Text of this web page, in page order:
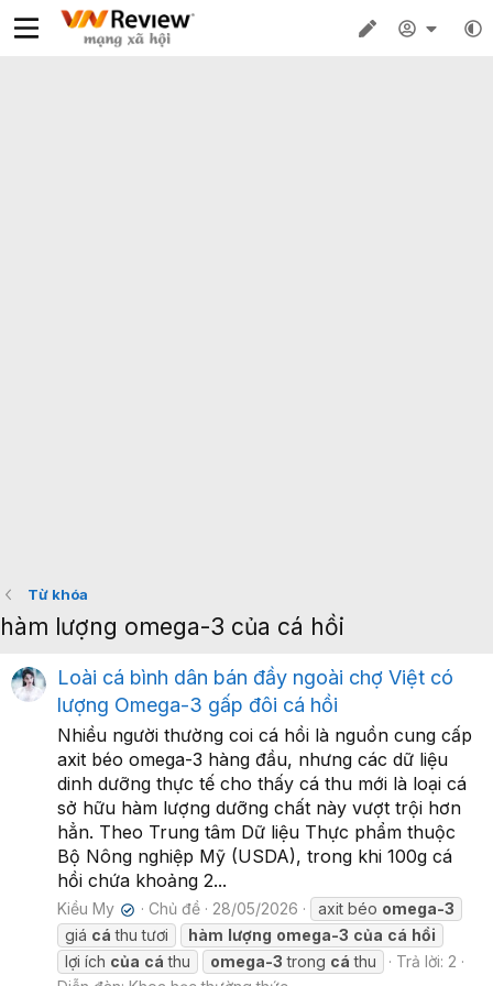
Từ khóa
hàm lượng omega-3 của cá hồi
Loài cá bình dân bán đầy ngoài chợ Việt có
lượng Omega-3 gấp đôi cá hồi
Nhiều người thường coi cá hồi là nguồn cung cấp
axit béo omega-3 hàng đầu, nhưng các dữ liệu
dinh dưỡng thực tế cho thấy cá thu mới là loại cá
sở hữu hàm lượng dưỡng chất này vượt trội hơn
hẳn. Theo Trung tâm Dữ liệu Thực phẩm thuộc
Bộ Nông nghiệp Mỹ (USDA), trong khi 100g cá
hồi chứa khoảng 2...
Kiều My ✔ Chủ đề 28/05/2026 axit béo omega-3
giá cá thu tươi hàm lượng omega-3 của cá hồi
lợi ích của cá thu omega-3 trong cá thu
Trả lời: 2